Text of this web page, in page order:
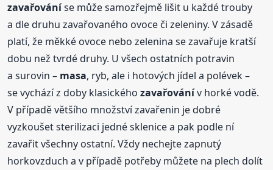
zavařováníse může samozřejmě lišit u každé trouby
a dle druhu zavařovaného ovoce či zeleniny. V zásadě
platí, že měkké ovoce nebo zelenina se zavařuje kratší
dobu než tvrdé druhy. U všech ostatních potravin
a surovin – masa, ryb, ale i hotových jídel a polévek –
se vychází z doby klasickéhozavařovánív horké vodě.
V případě většího množství zavařenin je dobré
vyzkoušet sterilizaci jedné sklenice a pak podle ní
zavařit všechny ostatní. Vždy nechejte zapnutý
horkovzduch a v případě potřeby můžete na plech dolít